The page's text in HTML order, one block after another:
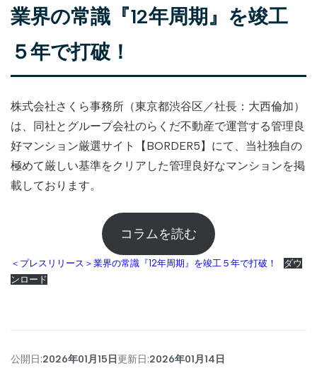
業界の常識『12年周期』を竣工
５年で打破！
株式会社さくら事務所（東京都渋谷区／社長：大西倫加）
は、同社とグループ会社のらくだ不動産で運営する管理良
好マンション厳選サイト【BORDER5】にて、当社独自の
極めて厳しい基準をクリアした管理良好なマンションを掲
載しております。
コラムを読む
＜プレスリリース＞業界の常識『12年周期』を竣工５年で打破！
ダウ
ンロード
公開日:2026年01月15日更新日:2026年01月14日